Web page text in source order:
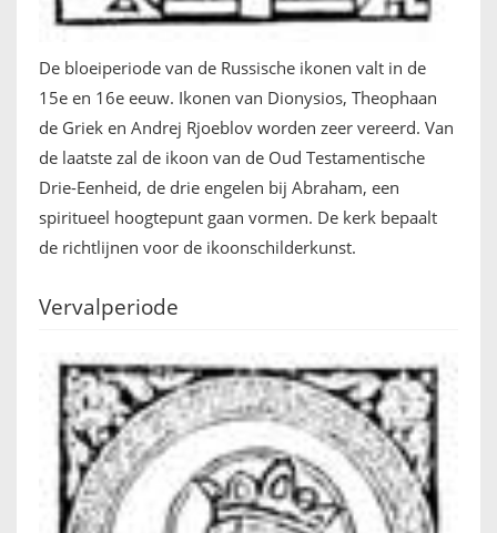
De bloeiperiode van de Russische ikonen valt in de
15e en 16e eeuw. Ikonen van Dionysios, Theophaan
de Griek en Andrej Rjoeblov worden zeer vereerd. Van
de laatste zal de ikoon van de Oud Testamentische
Drie-Eenheid, de drie engelen bij Abraham, een
spiritueel hoogtepunt gaan vormen. De kerk bepaalt
de richtlijnen voor de ikoonschilderkunst.
Vervalperiode